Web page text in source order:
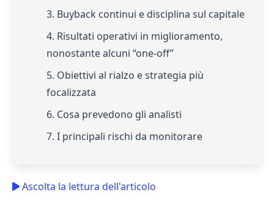
3. Buyback continui e disciplina sul capitale
4. Risultati operativi in miglioramento,
nonostante alcuni “one-off”
5. Obiettivi al rialzo e strategia più
focalizzata
6. Cosa prevedono gli analisti
7. I principali rischi da monitorare
Ascolta la lettura dell'articolo